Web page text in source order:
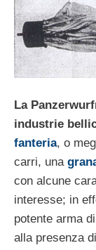
La
industrie
fanteria, o
carri, una
con alcune
interesse; in
potente arma
alla presenza